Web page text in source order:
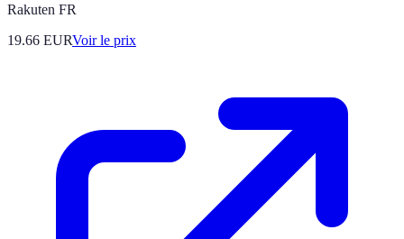
Rakuten FR
19.66 EURVoir le prix